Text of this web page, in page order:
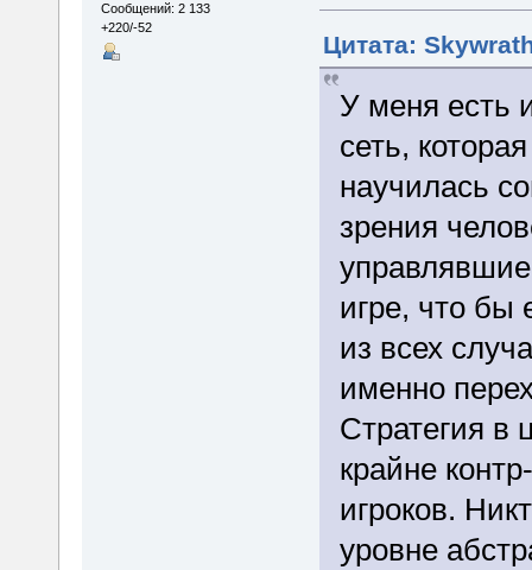
Сообщений: 2 133
+220/-52
Цитата:
У меня есть
сеть,
научилась
зрения
игре, что бы
из всех
именно
Стратегия в
крайне
игроков.
уровне